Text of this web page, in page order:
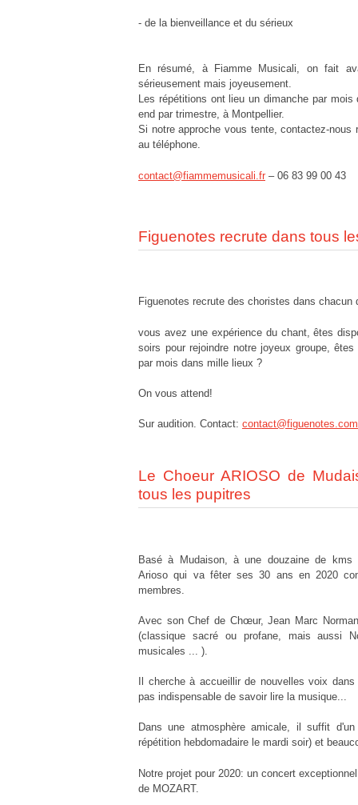
- de la bienveillance et du sérieux
En résumé, à Fiamme Musicali, on fait
sérieusement mais joyeusement.
Les répétitions ont lieu un dimanche par
end par trimestre, à Montpellier.
Si notre approche vous tente, contactez-nous
au téléphone.
contact@fiammemusicali.fr – 06 83 99 00 43
Figuenotes recrute dans tous
Figuenotes recrute des choristes dans chacun
vous avez une expérience du chant, êtes
soirs pour rejoindre notre joyeux groupe,
par mois dans mille lieux ?
On vous attend!
Sur audition. Contact: contact@figuenotes.com
Le Choeur ARIOSO de
tous les pupitres
Basé à Mudaison, à une douzaine de
Arioso qui va fêter ses 30 ans en 2020
membres.
Avec son Chef de Chœur, Jean Marc
(classique sacré ou profane, mais aussi
musicales ... ).
Il cherche à accueillir de nouvelles voix
pas indispensable de savoir lire la musique...
Dans une atmosphère amicale, il suffit d'un
répétition hebdomadaire le mardi soir) et
Notre projet pour 2020: un concert
de MOZART.